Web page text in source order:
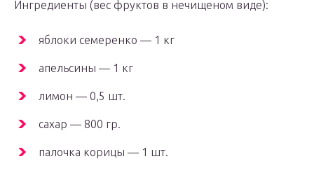
Ингредиенты (вес фруктов в нечищеном виде):
яблоки семеренко — 1 кг
апельсины — 1 кг
лимон — 0,5 шт.
сахар — 800 гр.
палочка корицы — 1 шт.